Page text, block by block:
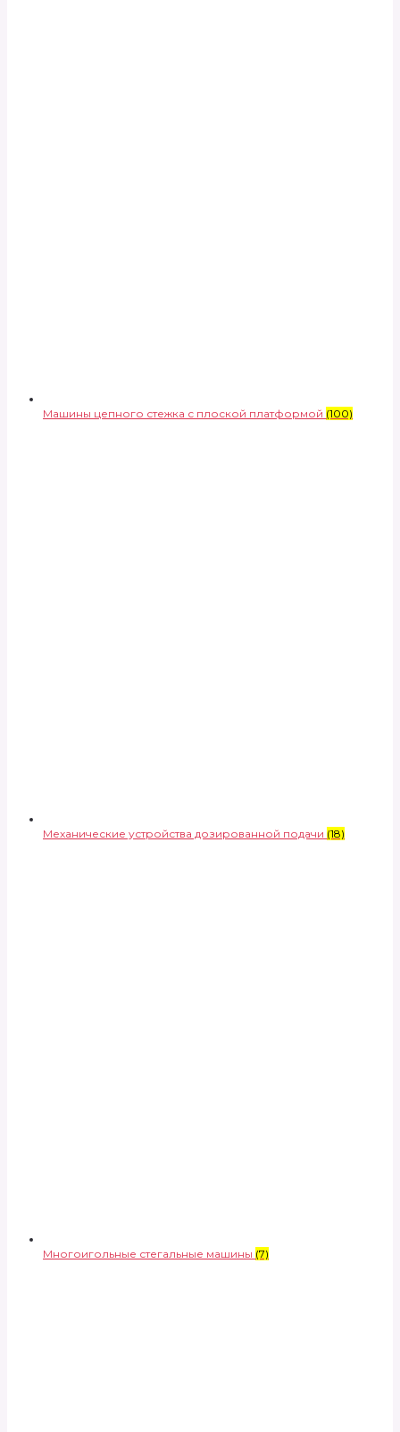
Машины цепного стежка с плоской платформой (100)
Механические устройства дозированной подачи (18)
Многоигольные стегальные машины (7)